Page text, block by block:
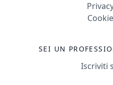
SEI UN
Iscriviti